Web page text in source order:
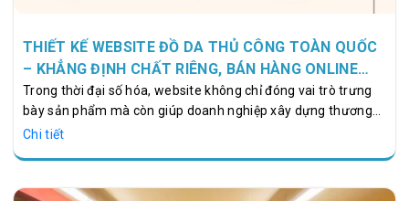
THIẾT KẾ WEBSITE ĐỒ DA THỦ CÔNG TOÀN QUỐC
– KHẲNG ĐỊNH CHẤT RIÊNG, BÁN HÀNG ONLINE
CHUYÊN NGHIỆP
Trong thời đại số hóa, website không chỉ đóng vai trò trưng
bày sản phẩm mà còn giúp doanh nghiệp xây dựng thương
hiệu mạnh mẽ là công cụ chiến lược để các thương hiệu đồ da
phẩm đồ da thủ công, từ túi xách, ví, balo đến giày dép, đều
Chi tiết